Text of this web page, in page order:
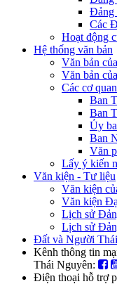
Đảng
Các
Hoạt động
Hệ thống văn bản
Văn bản
Văn bản
Các cơ
Ban
Ban
Ủy
Ban
Văn
Lấy ý kiến
Văn kiện - Tư liệu
Văn kiện
Văn kiện
Lịch sử
Lịch sử
Đất và Người
Kênh thông tin
Thái Nguyên:
Điện thoại hỗ trợ